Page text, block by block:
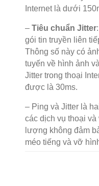
Internet là dưới
– Tiêu chuẩn Jitter
gói tin truyền liên
Thông số này có
tuyến về hình ảnh
Jitter trong thoại
được là 30ms.
– Ping và Jitter là
các dịch vụ thoại và
lượng không đảm
méo tiếng và vỡ